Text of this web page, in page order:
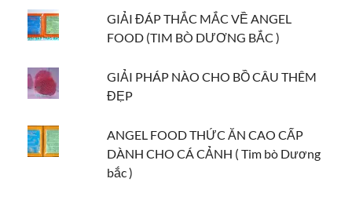
GIẢI ĐÁP THẮC MẮC VỀ ANGEL
FOOD (TIM BÒ DƯƠNG BẮC )
GIẢI PHÁP NÀO CHO BỒ CÂU THÊM
ĐẸP
ANGEL FOOD THỨC ĂN CAO CẤP
DÀNH CHO CÁ CẢNH ( Tim bò Dương
bắc )